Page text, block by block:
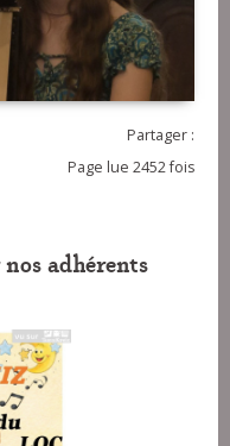
Partager :
Page lue 2452 fois
adhérents